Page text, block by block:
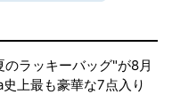
ラッキーバッグ"が8月
上最も豪華な7点入り